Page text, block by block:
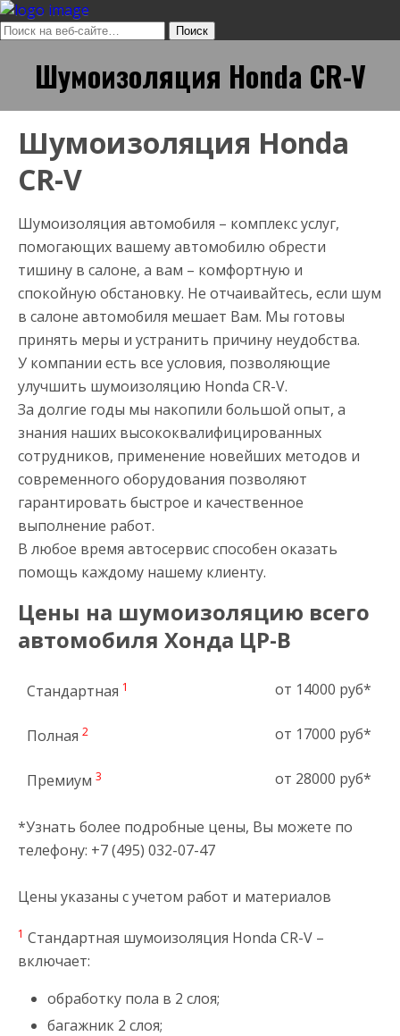
Шумоизоляция Honda CR-V
Шумоизоляция Honda
CR-V
Шумоизоляция автомобиля – комплекс услуг,
помогающих вашему автомобилю обрести
тишину в салоне, а вам – комфортную и
спокойную обстановку. Не отчаивайтесь, если шум
в салоне автомобиля мешает Вам. Мы готовы
принять меры и устранить причину неудобства.
У компании есть все условия, позволяющие
улучшить шумоизоляцию Honda CR-V.
За долгие годы мы накопили большой опыт, а
знания наших высококвалифицированных
сотрудников, применение новейших методов и
современного оборудования позволяют
гарантировать быстрое и качественное
выполнение работ.
В любое время автосервис способен оказать
помощь каждому нашему клиенту.
Цены на шумоизоляцию всего
автомобиля Хонда ЦР-В
Стандартная 1 от 14000 руб*
Полная 2 от 17000 руб*
Премиум 3 от 28000 руб*
*Узнать более подробные цены, Вы можете по
телефону: +7 (495) 032-07-47
Цены указаны с учетом работ и материалов
1 Стандартная шумоизоляция Honda CR-V –
включает:
обработку пола в 2 слоя;
багажник 2 слоя;